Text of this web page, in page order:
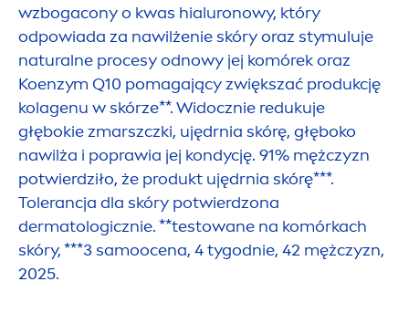
wzbogacony o kwas hialuronowy, który
odpowiada za nawilżenie skóry oraz stymuluje
naturalne procesy odnowy jej komórek oraz
Koenzym Q10 pomagający zwiększać produkcję
kolagenu w skórze**. Widocznie redukuje
głębokie zmarszczki, ujędrnia skórę, głęboko
nawilża i poprawia jej kondycję. 91% mężczyzn
potwierdziło, że produkt ujędrnia skórę***.
Tolerancja dla skóry potwierdzona
dermatologicznie. **testowane na komórkach
skóry, ***3 samoocena, 4 tygodnie, 42 mężczyzn,
2025.